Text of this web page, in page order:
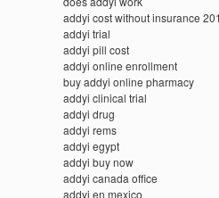
addyi cost without insurance
addyi trial
addyi pill cost
addyi online enrollment
buy addyi online pharmacy
addyi clinical trial
addyi drug
addyi rems
addyi egypt
addyi buy now
addyi canada office
addyi en mexico